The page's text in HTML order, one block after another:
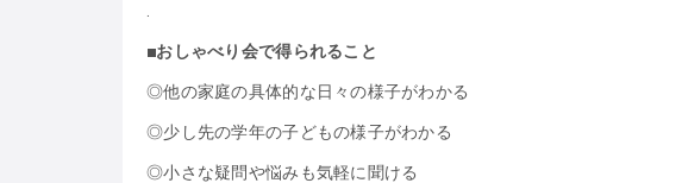
■おしゃべり会で得られること
◎他の家庭の具体的な日々の様子がわかる
◎少し先の学年の子どもの様子がわかる
◎小さな疑問や悩みも気軽に聞ける